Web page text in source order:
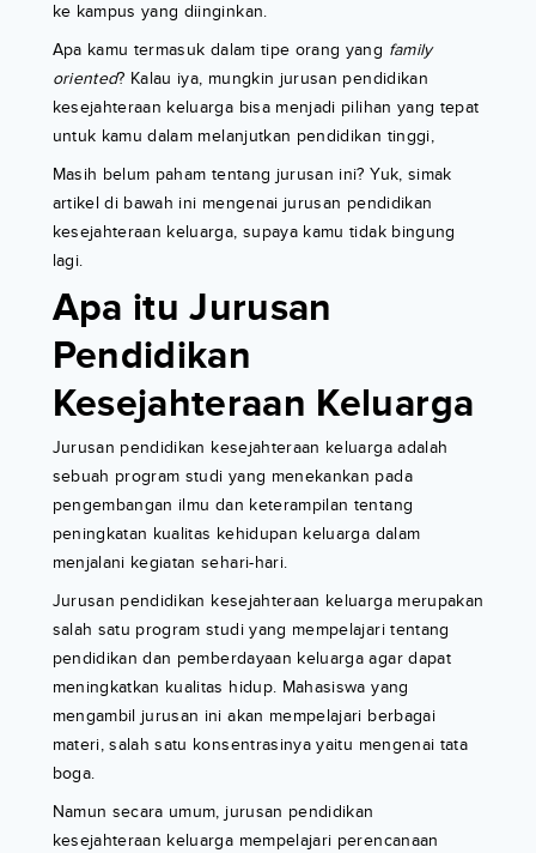
ke kampus yang diinginkan.
Apa kamu termasuk dalam tipe orang yang family
oriented? Kalau iya, mungkin jurusan pendidikan
kesejahteraan keluarga bisa menjadi pilihan yang tepat
untuk kamu dalam melanjutkan pendidikan tinggi,
Masih belum paham tentang jurusan ini? Yuk, simak
artikel di bawah ini mengenai jurusan pendidikan
kesejahteraan keluarga, supaya kamu tidak bingung
lagi.
Apa itu Jurusan
Pendidikan
Kesejahteraan Keluarga
Jurusan pendidikan kesejahteraan keluarga adalah
sebuah program studi yang menekankan pada
pengembangan ilmu dan keterampilan tentang
peningkatan kualitas kehidupan keluarga dalam
menjalani kegiatan sehari-hari.
Jurusan pendidikan kesejahteraan keluarga merupakan
salah satu program studi yang mempelajari tentang
pendidikan dan pemberdayaan keluarga agar dapat
meningkatkan kualitas hidup. Mahasiswa yang
mengambil jurusan ini akan mempelajari berbagai
materi, salah satu konsentrasinya yaitu mengenai tata
boga.
Namun secara umum, jurusan pendidikan
kesejahteraan keluarga mempelajari perencanaan